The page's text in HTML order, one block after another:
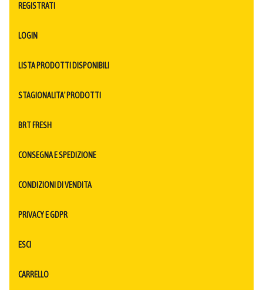
REGISTRATI
LOGIN
LISTA PRODOTTI DISPONIBILI
STAGIONALITA' PRODOTTI
BRT FRESH
CONSEGNA E SPEDIZIONE
CONDIZIONI DI VENDITA
PRIVACY E GDPR
ESCI
CARRELLO